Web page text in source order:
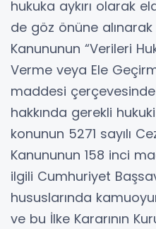
hukuka aykırı olarak
de göz önüne alınarak
Kanununun “Verileri
Verme veya Ele
maddesi
hakkında gerekli
konunun 5271 sayılı
Kanununun 158 inci
ilgili Cumhuriyet
hususlarında
ve bu İlke Kararının